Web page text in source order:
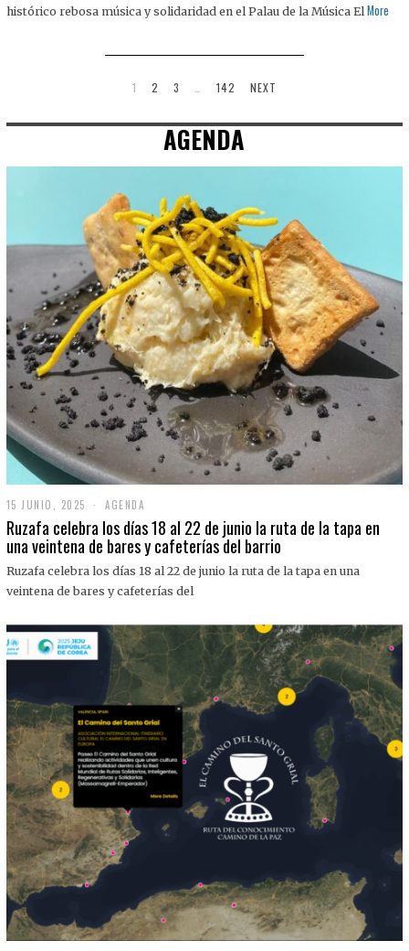
histórico rebosa música y solidaridad en el Palau de la Música El More
1 2 3 142 NEXT
AGENDA
15 JUNIO, 2025
J
U
I
O
0
2
5
AGENDA
Ruzafa celebra los días 18 al 22 de junio la ruta de la tapa en
una veintena de bares y cafeterías del barrio
Ruzafa celebra los días 18 al 22 de junio la ruta de la tapa en una
veintena de bares y cafeterías del